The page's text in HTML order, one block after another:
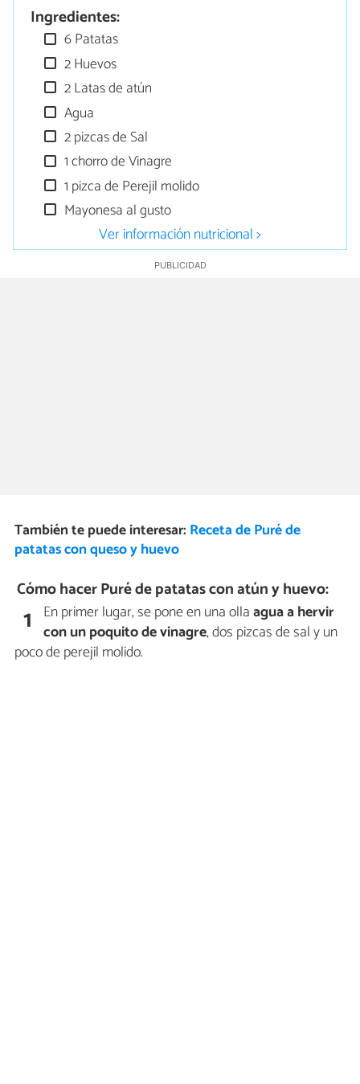
Ingredientes:
6 Patatas
2 Huevos
2 Latas de atún
Agua
2 pizcas de Sal
1 chorro de Vinagre
1 pizca de Perejil molido
Mayonesa al gusto
Ver información nutricional >
También te puede interesar: Receta de Puré de
patatas con queso y huevo
Cómo hacer Puré de patatas con atún y huevo:
1 En primer lugar, se pone en una ollaagua a hervir
con un poquito de vinagre, dos pizcas de sal y un
poco de perejil molido.